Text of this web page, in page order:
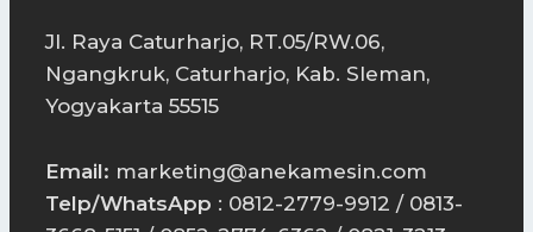
Jl. Raya Caturharjo, RT.05/RW.06,
Ngangkruk, Caturharjo, Kab. Sleman,
Yogyakarta 55515
Email: marketing@anekamesin.com
Telp/WhatsApp : 0812-2779-9912 / 0813-